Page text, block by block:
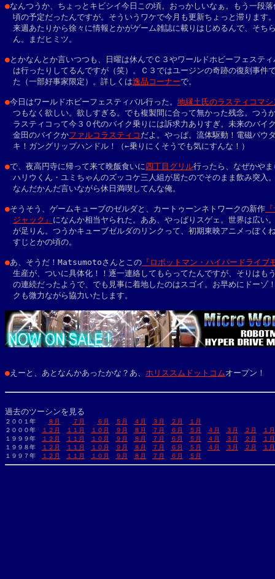
●なんつうか、ちょっとキビシイ今日この頃。おっかしいなぁ。もう一段
頃の予定だったんですが。そういうワケで今月も更新ちょっと滞ります
来週あたりから徐々に情報とかがゲーム雑誌に載りはじめるんで、そち
ん。まだヒミツ。
●とかなんとか言いつつも、日曜は休んでＣ３やワールドホビーフェステ
は行ったりしてるんですが（笑）。Ｃ３ではユージンの奇跡の復刻事件
た（一部好事家限定）。詳しくは逸品コーナーで。
●今日はワールドホビーフェスティバル行った。 地縁土氏のラスティコマシ
つもなく欲しい。欲しすぎる。でも複製間に合って無かった残念。つう
ラスティコって今３０代のバイク乗りには訴求力ありすぎ。未来のバイ
金田のバイクかファルコラスティコ だよ。やっぱ。流体駆動！電磁パウ
キ！ガングリップハンドル！（←乗りにくそうでも気にすんな！）
●で、夜高円寺に帰って来て晩飯食いに 四丁目グリル行ったら、なぜかや
ハリウくん・ユミちゃんのズッコケ三人組が居たのでそのまま飲み突入
なんだかんだ言いながら休日満喫してんな俺。
●そうそう、ゲームキューブのゼルダと、カートゥーンネトワークの新作
ジャック』 になんか相当ヤられた。ああ、やっぱりスゲェ。世界は広い
が足りん。つうかキューブゼルダのリンクって、初期東映アニメっぽく
すじとかの頃の。
●あ、そうだ！Matsumotoさんとこの 『ロボットマン・ハイパードライブ
生産が、ついに具体化！！逐一連絡してもらってたんですが、そりはも
の連続だったようで、でも見事に着地したのはスゴイ。お早めにドーゾ
クも微力ながら協力いたします。
●えーと、あとなんかあったかな？あ、 ホリススムドットコムオープン！
過去のツーシンを見る
２００１年 ８月 ７月 ６月 ５月 ４月 ３月 ２月
１月
２０００年
１２月 １１月 １０月 ９月 ８月 ７月 ６月 ５月 ４月 ３月 ２月
１月
１９９９年
１２月 １１月 １０月 ９月 ８月 ７月 ６月 ５月 ４月 ３月 ２月
１月
１９９８年
１２月 １１月 １０月 ９月 ８月 ７月 ６月 ５月 ４月 ３月 ２月
１月
１９９７年
１２月 １１月 １０月 ９月 ８月 ７月 ６月 ５月